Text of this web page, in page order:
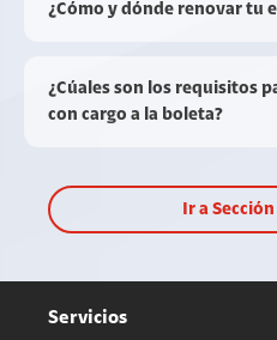
¿Cómo y dónde renovar tu
¿Cúales son los requisitos
con cargo a la boleta?
Ir a
Servicios